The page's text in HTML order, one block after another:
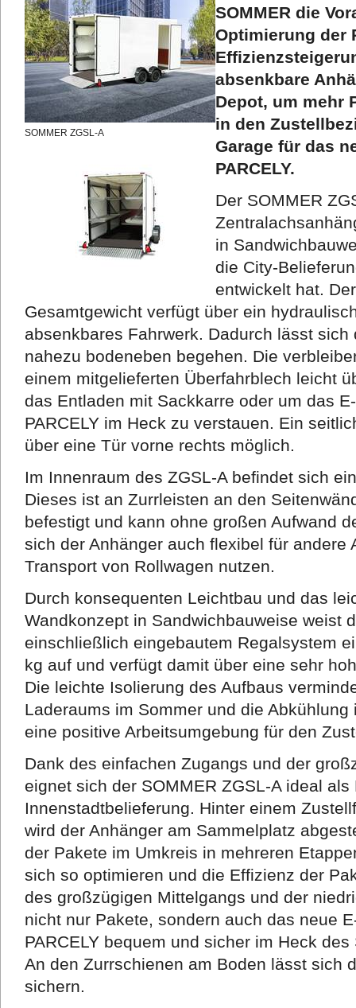
SOMMER ZGSL-A
SOMMER die
Optimierung der
absenkbare
Depot, um mehr
in den
Garage für das
PARCELY.
Der SOMMER
in
die City-
entwickelt hat.
Gesamtgewicht verfügt über ein
absenkbares Fahrwerk. Dadurch lässt
nahezu bodeneben begehen. Die
einem mitgelieferten Überfahrblech leicht
das Entladen mit Sackkarre oder um das
PARCELY im Heck zu verstauen. Ein
über eine Tür vorne rechts möglich.
Im Innenraum des ZGSL-A befindet sich
Dieses ist an Zurrleisten an den
befestigt und kann ohne großen Aufwand
sich der Anhänger auch flexibel für andere
Transport von Rollwagen nutzen.
Durch konsequenten Leichtbau und das
Wandkonzept in Sandwichbauweise weist
einschließlich eingebautem Regalsystem
kg auf und verfügt damit über eine sehr
Die leichte Isolierung des Aufbaus
Laderaums im Sommer und die
eine positive Arbeitsumgebung für den
Dank des einfachen Zugangs und der
eignet sich der SOMMER ZGSL-A ideal
Innenstadtbelieferung. Hinter einem
wird der Anhänger am Sammelplatz
der Pakete im Umkreis in mehreren
sich so optimieren und die Effizienz der
des großzügigen Mittelgangs und der
nicht nur Pakete, sondern auch das neue
PARCELY bequem und sicher im Heck
An den Zurrschienen am Boden lässt sich
sichern.